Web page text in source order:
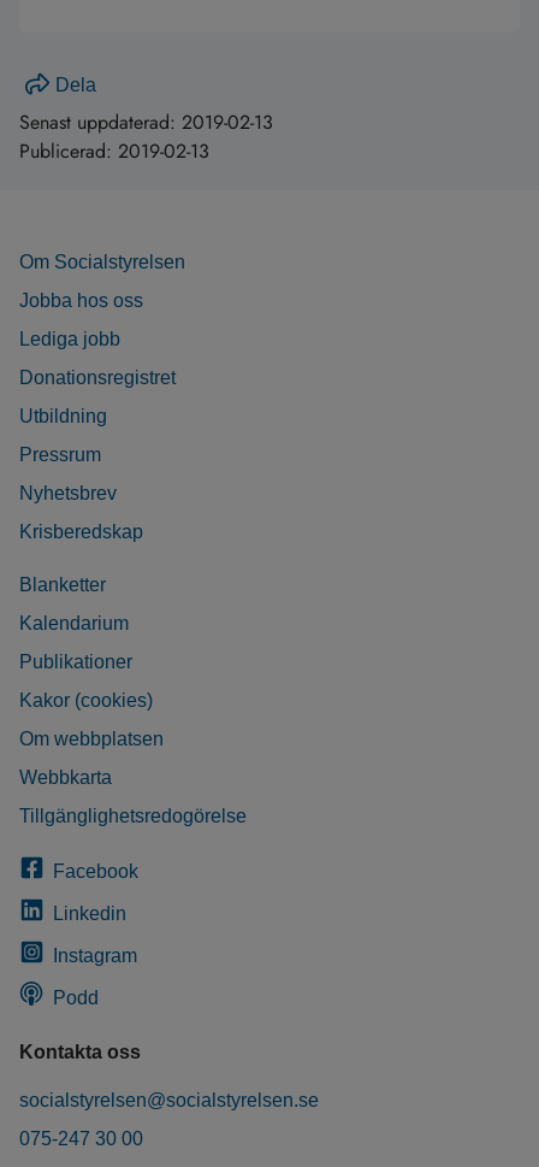
Dela
Senast uppdaterad: 2019-02-13
Publicerad: 2019-02-13
Om Socialstyrelsen
Jobba hos oss
Lediga jobb
Donationsregistret
Utbildning
Pressrum
Nyhetsbrev
Krisberedskap
Blanketter
Kalendarium
Publikationer
Kakor (cookies)
Om webbplatsen
Webbkarta
Tillgänglighetsredogörelse
Facebook
Linkedin
Instagram
Podd
Kontakta oss
socialstyrelsen@socialstyrelsen.se
075-247 30 00